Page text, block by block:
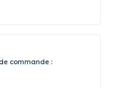
commande :